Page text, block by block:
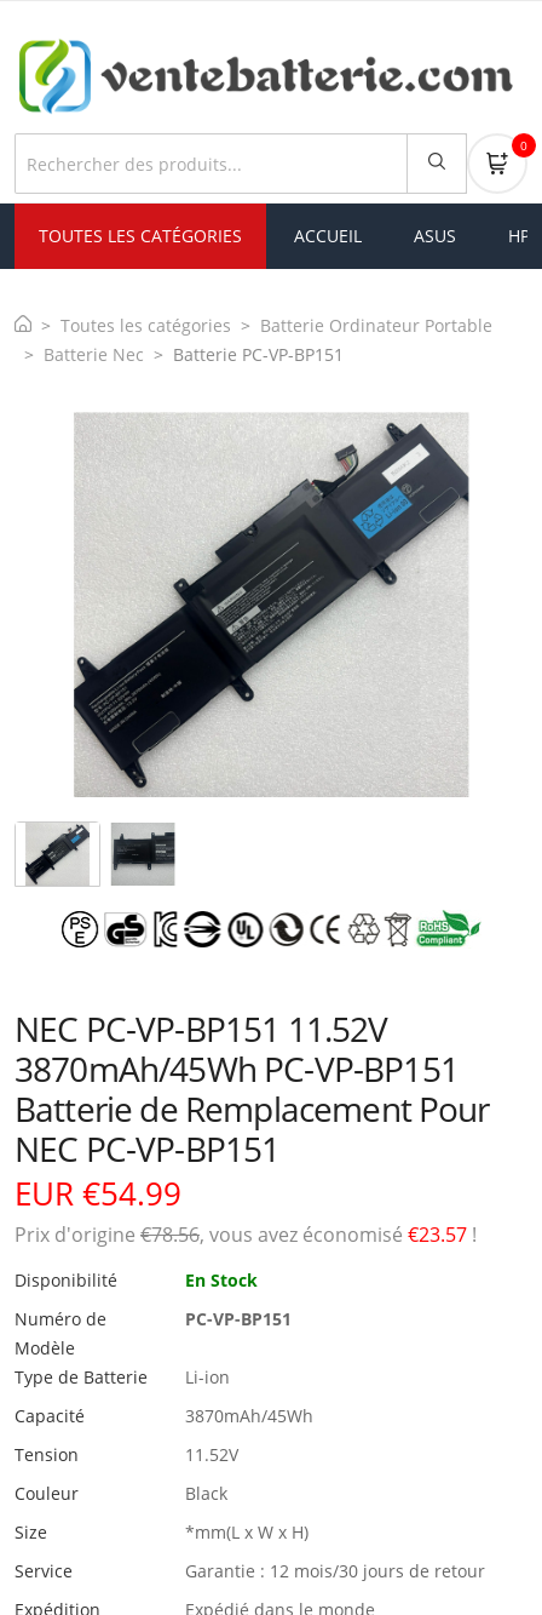
0
TOUTES LES CATÉGORIES ACCUEIL ASUS HP
Toutes les catégories
Batterie Ordinateur Portable
Batterie Nec
Batterie PC-VP-BP151
NEC PC-VP-BP151 11.52V
3870mAh/45Wh PC-VP-BP151
Batterie de Remplacement Pour
NEC PC-VP-BP151
EUR €54.99
Prix ​​d'origine €78.56, vous avez économisé €23.57 !
Disponibilité
En Stock
Numéro de
Modèle
PC-VP-BP151
Type de Batterie
Li-ion
Capacité
3870mAh/45Wh
Tension
11.52V
Couleur
Black
Size
*mm(L x W x H)
Service
Garantie : 12 mois/30 jours de retour
Expédition
Expédié dans le monde